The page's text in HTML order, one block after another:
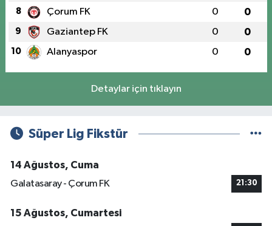
8 Çorum FK 0 0
9 Gaziantep FK 0 0
10 Alanyaspor 0 0
Detaylar için tıklayın
Süper Lig Fikstür
14 Ağustos, Cuma
Galatasaray - Çorum FK
21:30
15 Ağustos, Cumartesi